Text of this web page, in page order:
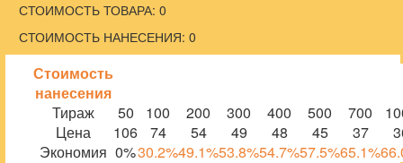
СТОИМОСТЬ ТОВАРА: 0
СТОИМОСТЬ НАНЕСЕНИЯ: 0
Стоимость
нанесения
Тираж
50 100 200 300 400 500 700
Цена
106 74 54 49 48 45 37
Экономия 0%30.2%49.1%53.8%54.7%57.5%65.1%